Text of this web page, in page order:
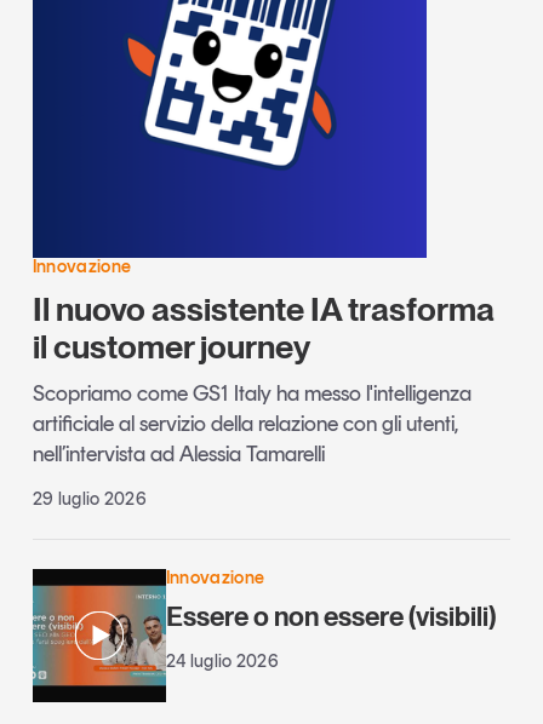
Innovazione
Il nuovo assistente IA trasforma
il customer journey
Scopriamo come GS1 Italy ha messo l'intelligenza
artificiale al servizio della relazione con gli utenti,
nell’intervista ad Alessia Tamarelli
29 luglio 2026
Innovazione
Essere o non essere (visibili)
24 luglio 2026